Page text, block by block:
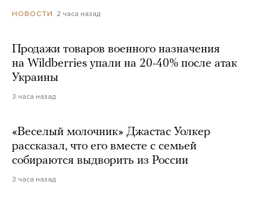
НОВОСТИ 2 часа назад
Продажи товаров военного назначения
на Wildberries упали на 20-40% после атак
Украины
3 часа назад
«Веселый молочник» Джастас Уолкер
рассказал, что его вместе с семьей
собираются выдворить из России
3 часа назад